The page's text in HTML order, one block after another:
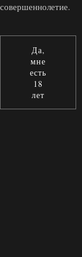
совершеннолетие.
Да,
мне
есть
18
лет